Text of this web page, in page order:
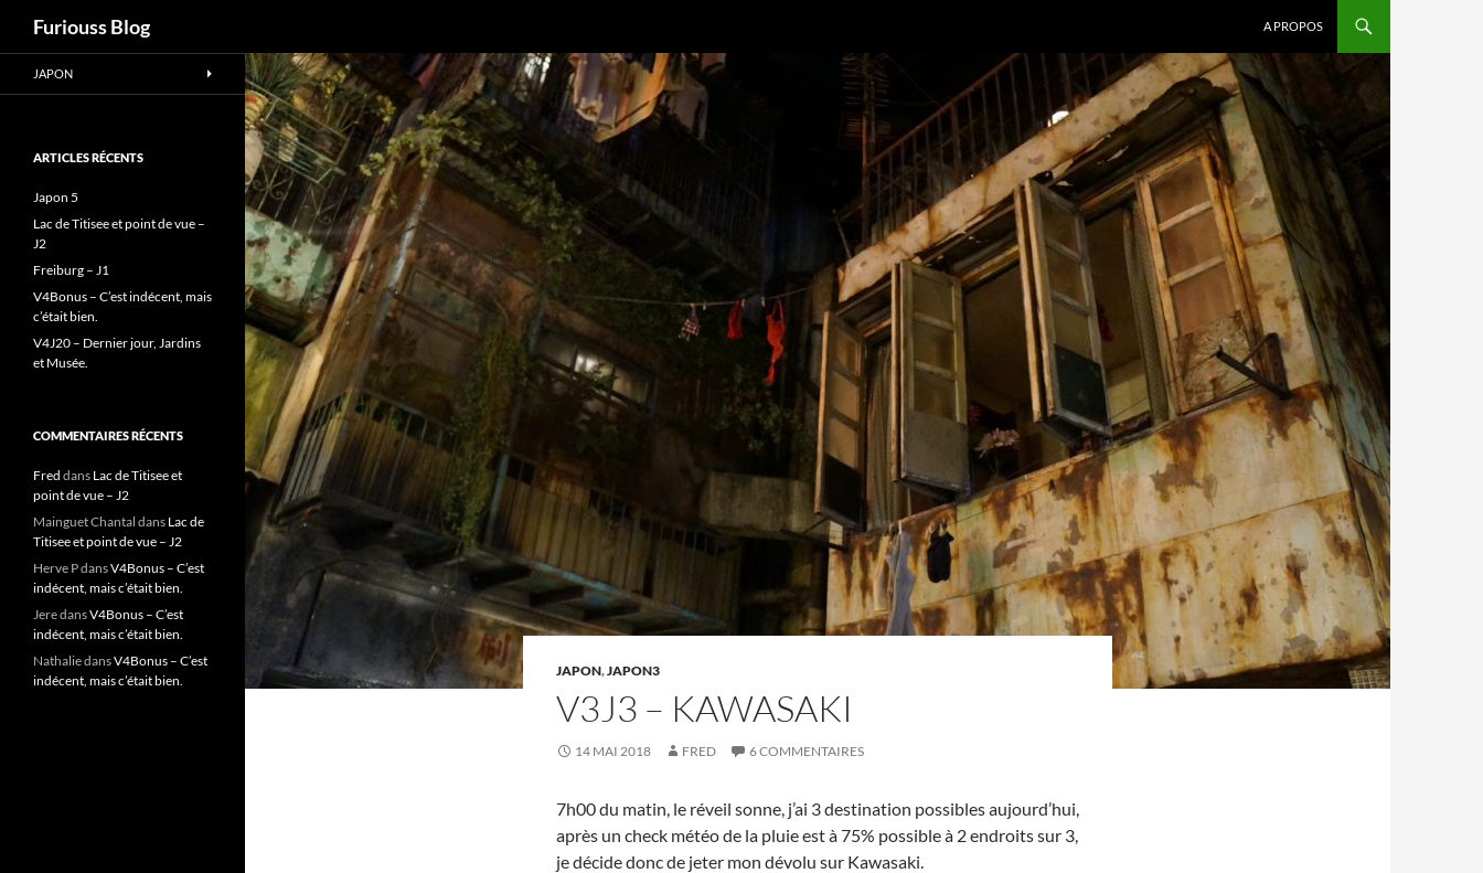
au
Furiouss Blog A PROPOS
JAPON,JAPON3
V3J3 – KAWASAKI
14 MAI 2018 FRED 6 COMMENTAIRES
7h00 du matin, le réveil sonne, j’ai 3 destination possibles aujourd’hui,
après un check météo de la pluie est à 75% possible à 2 endroits sur 3,
je décide donc de jeter mon dévolu sur Kawasaki.
JAPON
ARTICLES RÉCENTS
Japon 5
Lac de Titisee et point de vue –
J2
Freiburg – J1
V4Bonus – C’est indécent, mais
c’était bien.
V4J20 – Dernier jour, Jardins
et Musée.
COMMENTAIRES RÉCENTS
Fred dans Lac de Titisee et
point de vue – J2
Mainguet Chantal dans Lac de
Titisee et point de vue – J2
Herve PdansV4Bonus – C’est
indécent, mais c’était bien.
JeredansV4Bonus – C’est
indécent, mais c’était bien.
NathaliedansV4Bonus – C’est
indécent, mais c’était bien.